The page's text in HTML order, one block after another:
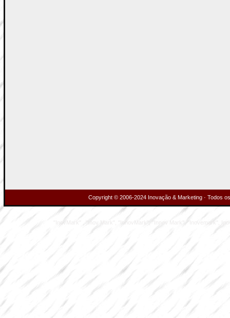
Copyright © 2006-2024 Inovação & Marketing · Todos